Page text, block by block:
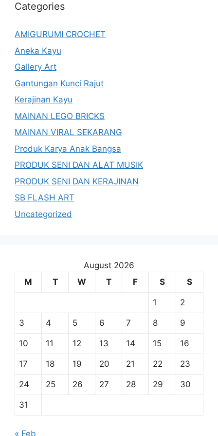
Categories
AMIGURUMI CROCHET
Aneka Kayu
Gallery Art
Gantungan Kunci Rajut
Kerajinan Kayu
MAINAN LEGO BRICKS
MAINAN VIRAL SEKARANG
Produk Karya Anak Bangsa
PRODUK SENI DAN ALAT MUSIK
PRODUK SENI DAN KERAJINAN
SB FLASH ART
Uncategorized
August 2026
M
T W T F S S
1 2
3 4 5 6 7 8 9
10 11 12 13 14 15 16
17 18 19 20 21 22 23
24 25 26 27 28 29 30
31
« Feb